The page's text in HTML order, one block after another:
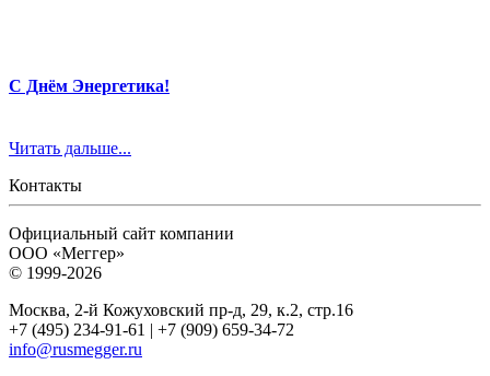
С Днём Энергетика!
Читать дальше...
Контакты
Официальный сайт компании
ООО «Меггер»
© 1999-2026
Москва, 2-й Кожуховский пр-д, 29, к.2, стр.16
+7 (495) 234-91-61 | +7 (909) 659-34-72
info@rusmegger.ru